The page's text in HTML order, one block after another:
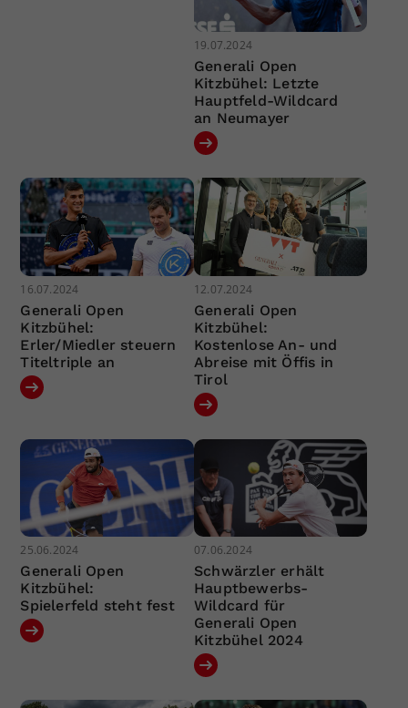
19.07.2024
Generali Open
Kitzbühel: Letzte
Hauptfeld-Wildcard
an Neumayer
16.07.2024
Generali Open
Kitzbühel:
Erler/Miedler steuern
Titeltriple an
12.07.2024
Generali Open
Kitzbühel:
Kostenlose An- und
Abreise mit Öffis in
Tirol
25.06.2024
Generali Open
Kitzbühel:
Spielerfeld steht fest
07.06.2024
Schwärzler erhält
Hauptbewerbs-
Wildcard für
Generali Open
Kitzbühel 2024